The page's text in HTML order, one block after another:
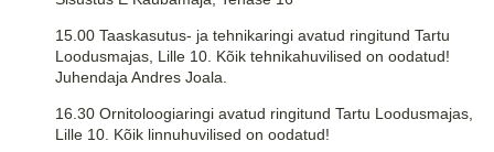
15.00 Taaskasutus- ja tehnikaringi avatud ringitund Tartu
Loodusmajas, Lille 10. Kõik tehnikahuvilised on oodatud!
Juhendaja Andres Joala.
16.30 Ornitoloogiaringi avatud ringitund Tartu Loodusmajas,
Lille 10. Kõik linnuhuvilised on oodatud!